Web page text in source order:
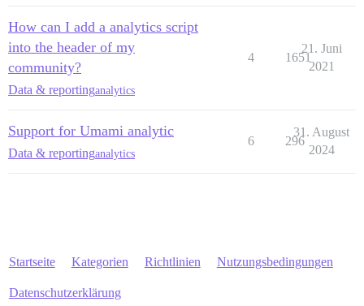
How can I add a analytics script
into the header of my
community?
Data & reportinganalytics
4 1651
21. Juni
2021
Support for Umami analytic
Data & reportinganalytics
6 296
31. August
2024
Startseite Kategorien Richtlinien Nutzungsbedingungen
Datenschutzerklärung